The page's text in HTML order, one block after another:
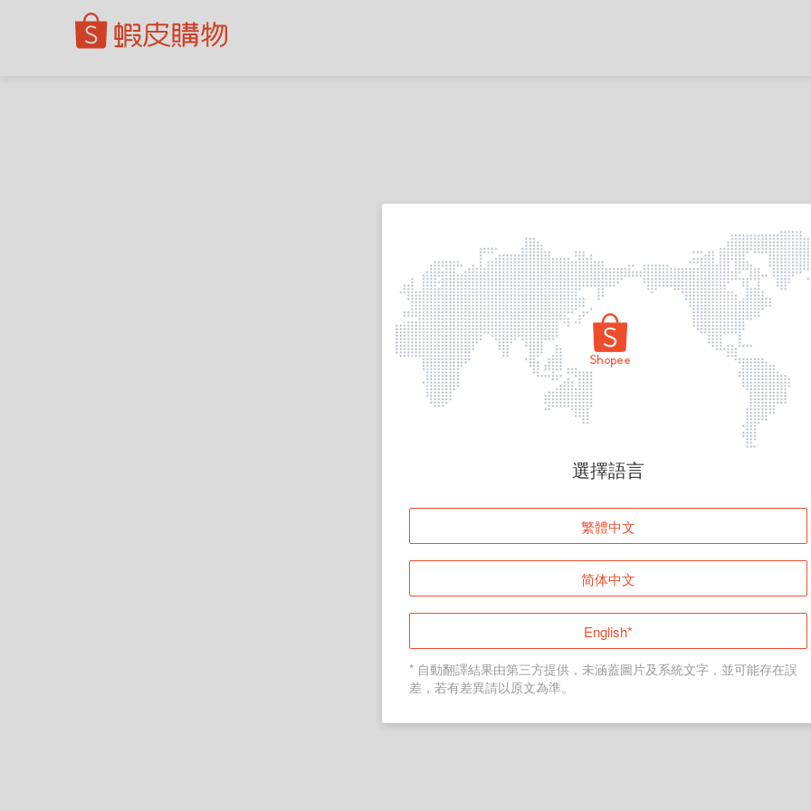
頁面無法顯示
登入
返回首頁
選擇語言
繁體中文
简体中文
English*
* 自動翻譯結果由第三方提供，未涵蓋圖片及系統文字，並可能存在誤
差，若有差異請以原文為準。